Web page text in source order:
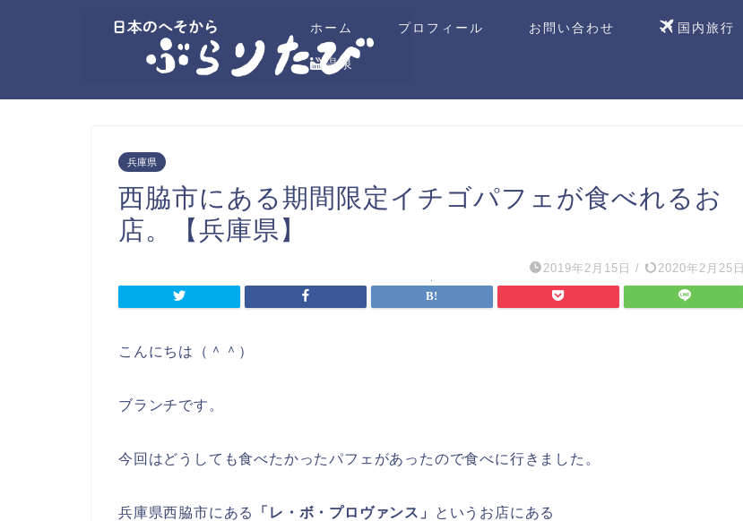
ホーム プロフィール お問い合わせ 国内旅行
温泉
兵庫県
西脇市にある期間限定イチゴパフェが食べれるお
店。【兵庫県】
2019年2月15日 / 2020年2月25日
こんにちは（＾＾）
ブランチです。
今回はどうしても食べたかったパフェがあったので食べに行きました。
兵庫県西脇市にある 「レ・ボ・プロヴァンス」 というお店にある